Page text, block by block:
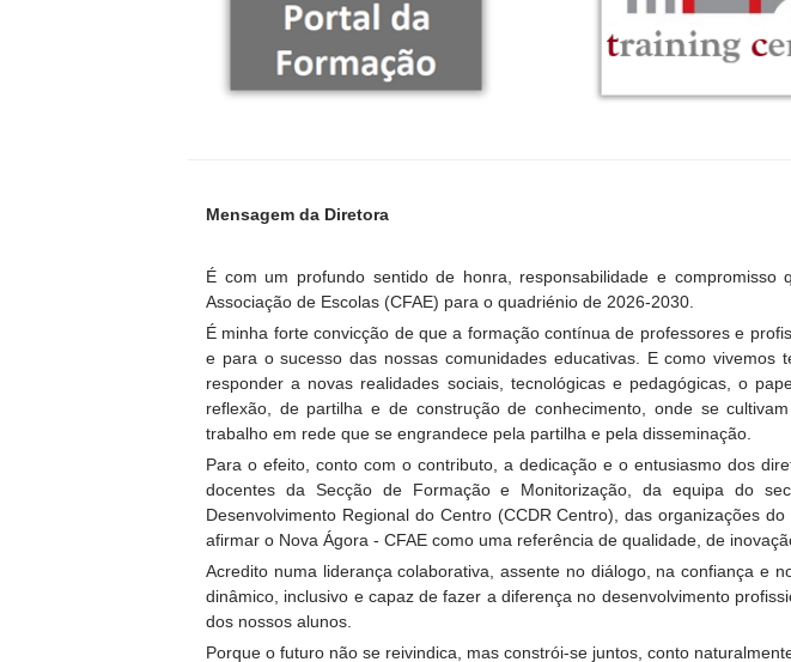
Mensagem da Diretora
É com um profundo sentido de honra, responsabilidade e
Associação de Escolas (CFAE) para o quadriénio de 2026-2030.
É minha forte convicção de que a formação contínua de professores e
e para o sucesso das nossas comunidades educativas. E como
responder a novas realidades sociais, tecnológicas e pedagógicas, o
reflexão, de partilha e de construção de conhecimento, onde se
trabalho em rede que se engrandece pela partilha e pela disseminação.
Para o efeito, conto com o contributo, a dedicação e o entusiasmo dos
docentes da Secção de Formação e Monitorização, da equipa do
Desenvolvimento Regional do Centro (CCDR Centro), das organizações
afirmar o Nova Ágora - CFAE como uma referência de qualidade, de
Acredito numa liderança colaborativa, assente no diálogo, na confiança e
dinâmico, inclusivo e capaz de fazer a diferença no desenvolvimento
dos nossos alunos.
Porque o futuro não se reivindica, mas constrói-se juntos, conto